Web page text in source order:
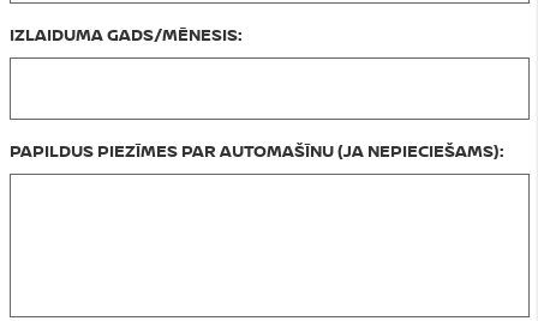
IZLAIDUMA GADS/MĒNESIS:
PAPILDUS PIEZĪMES PAR AUTOMAŠĪNU (JA NEPIECIEŠAMS):